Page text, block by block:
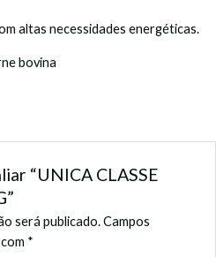
altas necessidades energéticas.
bovina
“UNICA CLASSE
será publicado.Campos
*